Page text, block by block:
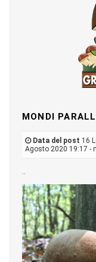
MONDI
Data del post 16
Agosto 2020 19:17 -
..